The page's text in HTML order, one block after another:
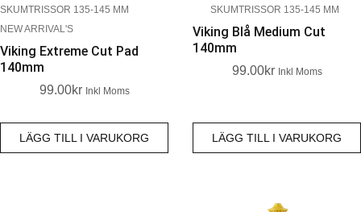
SKUMTRISSOR 135-145 MM
NEW ARRIVAL'S
Viking Extreme Cut Pad
140mm
99.00Kr Inkl Moms
LÄGG TILL I VARUKORG
SKUMTRISSOR 135-145 MM
Viking Blå Medium Cut
140mm
99.00Kr Inkl Moms
LÄGG TILL I VARUKORG